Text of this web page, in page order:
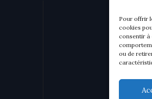
Pour offrir
cookies
consentir à
ou de